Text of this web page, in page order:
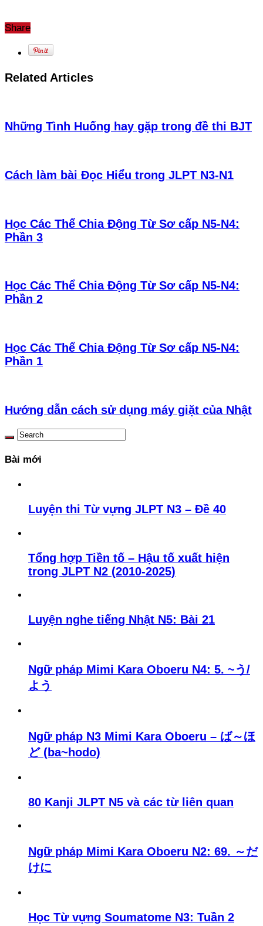
Share
Related Articles
Những Tình Huống hay gặp trong đề thi BJT
Cách làm bài Đọc Hiểu trong JLPT N3-N1
Học Các Thể Chia Động Từ Sơ cấp N5-N4:
Phần 3
Học Các Thể Chia Động Từ Sơ cấp N5-N4:
Phần 2
Học Các Thể Chia Động Từ Sơ cấp N5-N4:
Phần 1
Hướng dẫn cách sử dụng máy giặt của Nhật
Bài mới
Luyện thi Từ vựng JLPT N3 – Đề 40
Tổng hợp Tiền tố – Hậu tố xuất hiện
trong JLPT N2 (2010-2025)
Luyện nghe tiếng Nhật N5: Bài 21
Ngữ pháp Mimi Kara Oboeru N4: 5. ~う/
よう
Ngữ pháp N3 Mimi Kara Oboeru – ば～ほ
ど (ba~hodo)
80 Kanji JLPT N5 và các từ liên quan
Ngữ pháp Mimi Kara Oboeru N2: 69. ～だ
けに
Học Từ vựng Soumatome N3: Tuần 2